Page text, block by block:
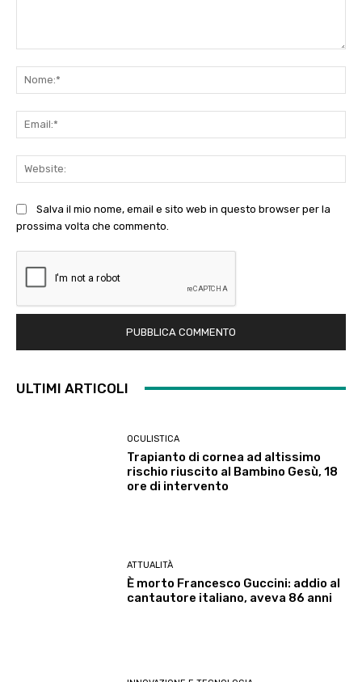
Salva il mio nome, email e sito web in questo browser per la
prossima volta che commento.
ULTIMI ARTICOLI
OCULISTICA
Trapianto di cornea ad altissimo
rischio riuscito al Bambino Gesù, 18
ore di intervento
ATTUALITÀ
È morto Francesco Guccini: addio al
cantautore italiano, aveva 86 anni